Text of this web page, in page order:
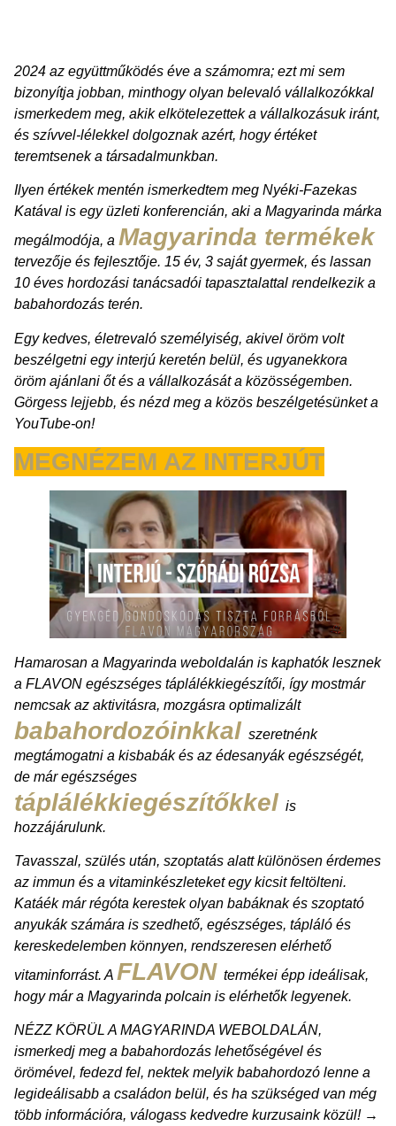
2024 az együttműködés éve a számomra; ezt mi sem
bizonyítja jobban, minthogy olyan belevaló vállalkozókkal
ismerkedem meg, akik elkötelezettek a vállalkozásuk iránt,
és szívvel-lélekkel dolgoznak azért, hogy értéket
teremtsenek a társadalmunkban.
Ilyen értékek mentén ismerkedtem meg Nyéki-Fazekas
Katával is egy üzleti konferencián, aki a Magyarinda márka
megálmodója, a Magyarinda termékek
tervezője és fejlesztője. 15 év, 3 saját gyermek, és lassan
10 éves hordozási tanácsadói tapasztalattal rendelkezik a
babahordozás terén.
Egy kedves, életrevaló személyiség, akivel öröm volt
beszélgetni egy interjú keretén belül, és ugyanekkora
öröm ajánlani őt és a vállalkozását a közösségemben.
Görgess lejjebb, és nézd meg a közös beszélgetésünket a
YouTube-on!
MEGNÉZEM AZ INTERJÚT
Hamarosan a Magyarinda weboldalán is kaphatók lesznek
a FLAVON egészséges táplálékkiegészítői, így mostmár
nemcsak az aktivitásra, mozgásra optimalizált
babahordozóinkkal szeretnénk
megtámogatni a kisbabák és az édesanyák egészségét,
de már egészséges
táplálékkiegészítőkkel is
hozzájárulunk.
Tavasszal, szülés után, szoptatás alatt különösen érdemes
az immun és a vitaminkészleteket egy kicsit feltölteni.
Katáék már régóta kerestek olyan babáknak és szoptató
anyukák számára is szedhető, egészséges, tápláló és
kereskedelemben könnyen, rendszeresen elérhető
vitaminforrást. A FLAVON termékei épp ideálisak,
hogy már a Magyarinda polcain is elérhetők legyenek.
NÉZZ KÖRÜL A MAGYARINDA WEBOLDALÁN,
ismerkedj meg a babahordozás lehetőségével és
örömével, fedezd fel, nektek melyik babahordozó lenne a
legideálisabb a családon belül, és ha szükséged van még
több információra, válogass kedvedre kurzusaink közül! →